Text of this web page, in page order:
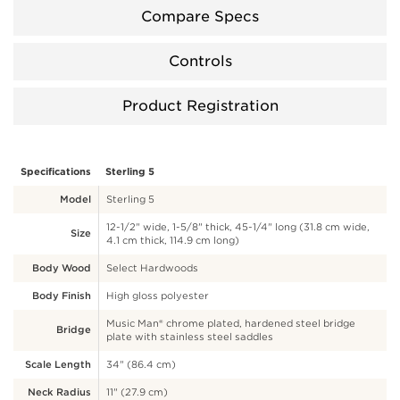
Compare Specs
Controls
Product Registration
Specifications Sterling 5
Model Sterling 5
Size
12-1/2" wide, 1-5/8" thick, 45-1/4" long (31.8 cm wide,
4.1 cm thick, 114.9 cm long)
Body Wood Select Hardwoods
Body Finish High gloss polyester
Bridge
Music Man® chrome plated, hardened steel bridge
plate with stainless steel saddles
Scale Length 34" (86.4 cm)
Neck Radius 11" (27.9 cm)